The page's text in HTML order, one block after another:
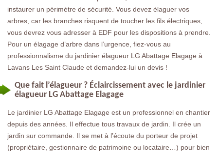
instaurer un périmètre de sécurité. Vous devez élaguer vos
arbres, car les branches risquent de toucher les fils électriques,
vous devrez vous adresser à EDF pour les dispositions à prendre.
Pour un élagage d’arbre dans l’urgence, fiez-vous au
professionnalisme du jardinier élagueur LG Abattage Elagage à
Lavans Les Saint Claude et demandez-lui un devis !
Que fait l’élagueur ? Éclaircissement avec le jardinier
élagueur LG Abattage Elagage
Le jardinier LG Abattage Elagage est un professionnel en chantier
depuis des années. Il effectue tous travaux de jardin. Il crée un
jardin sur commande. Il se met à l’écoute du porteur de projet
(propriétaire, gestionnaire de patrimoine ou locataire…) pour bien